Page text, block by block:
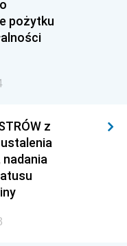
pożytku
z